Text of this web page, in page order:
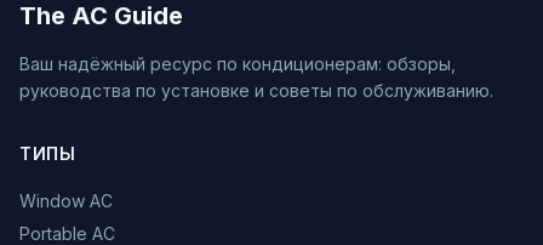
The AC Guide
Ваш надёжный ресурс по кондиционерам: обзоры,
руководства по установке и советы по обслуживанию.
ТИПЫ
Window AC
Portable AC